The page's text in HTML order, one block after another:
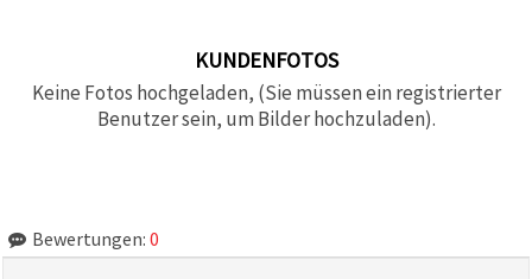
KUNDENFOTOS
Keine Fotos hochgeladen, (Sie müssen ein registrierter
Benutzer sein, um Bilder hochzuladen).
Bewertungen: 0